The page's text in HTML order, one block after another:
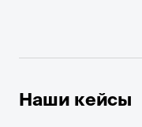
Наши кейсы